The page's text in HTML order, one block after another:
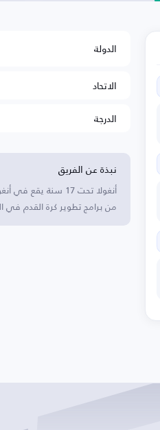
الدولة
الاتحاد
الدرجة
نبذة عن الفريق
من برامج تطوير كرة القدم في